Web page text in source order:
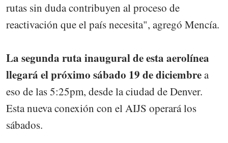
rutas sin duda contribuyen al proceso de
reactivación que el país necesita", agregó Mencía.
La segunda ruta inaugural de esta aerolínea
llegará el próximo sábado 19 de diciembrea
eso de las 5:25pm, desde la ciudad de Denver.
Esta nueva conexión con el AIJS operará los
sábados.